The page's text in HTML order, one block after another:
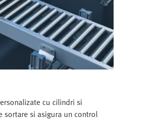
cu cilindri si
sortare si asigura un control